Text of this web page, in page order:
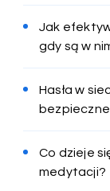
Jak
gdy są w
Hasła w
Co dzieje
medytacji?